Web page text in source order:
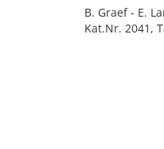
B. Graef - E.
Kat.Nr. 2041,